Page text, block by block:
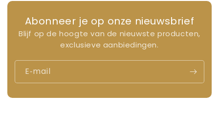
Abonneer je op onze nieuwsbrief
Blijf op de hoogte van de nieuwste producten,
exclusieve aanbiedingen.
E‑mail